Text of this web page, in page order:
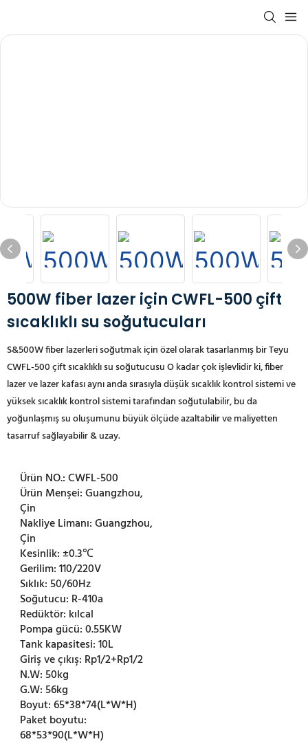
500W fiber lazer için CWFL-500 çift
sıcaklıklı su soğutucuları
S&500W fiber lazerleri soğutmak için özel olarak tasarlanmış bir Teyu
CWFL-500 çift sıcaklıklı su soğutucusuO kadar çok işlevlidir ki, fiber
lazer ve lazer kafası aynı anda sırasıyla düşük sıcaklık kontrol sistemi ve
yüksek sıcaklık kontrol sistemi tarafından soğutulabilir, bu da
yoğunlaşmış su oluşumunu büyük ölçüde azaltabilir ve maliyetten
tasarruf sağlayabilir & uzay.
Ürün NO.:CWFL-500
Ürün Menşei:Guangzhou,
Çin
Nakliye Limanı:Guangzhou,
Çin
Kesinlik:±0.3℃
Gerilim:110/220V
Sıklık:50/60Hz
Soğutucu: R-410a
Redüktör: kılcal
Pompa gücü:0.55KW
Tank kapasitesi:10L
Giriş ve çıkış: Rp1/2+Rp1/2
N.W:50kg
G.W:56kg
Boyut:65*38*74(L*W*H)
Paket boyutu:
68*53*90(L*W*H)